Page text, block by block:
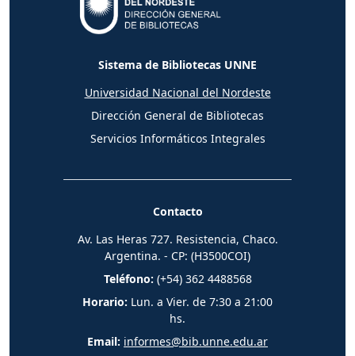
Sistema de Bibliotecas UNNE
Universidad Nacional del Nordeste
Dirección General de Bibliotecas
Servicios Informáticos Integrales
Contacto
Av. Las Heras 727. Resistencia, Chaco.
Argentina. - CP: (H3500COI)
Teléfono: (+54) 362 4488568
Horario: Lun. a Vier. de 7:30 a 21:00
hs.
Email: informes@bib.unne.edu.ar